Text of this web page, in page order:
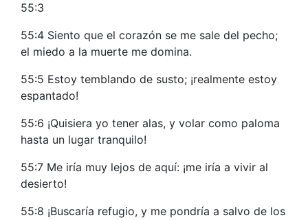
55:3
55:4 Siento que el corazón se me sale del pecho;
el miedo a la muerte me domina.
55:5 Estoy temblando de susto; ¡realmente estoy
espantado!
55:6 ¡Quisiera yo tener alas, y volar como paloma
hasta un lugar tranquilo!
55:7 Me iría muy lejos de aquí: ¡me iría a vivir al
desierto!
55:8 ¡Buscaría refugio, y me pondría a salvo de los